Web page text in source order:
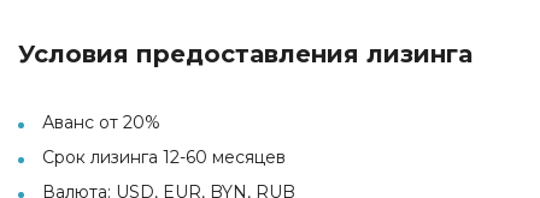
Условия предоставления лизинга
Аванс от 20%
Срок лизинга 12-60 месяцев
Валюта: USD, EUR, BYN, RUB